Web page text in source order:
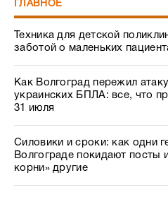
ГЛАВНОЕ
Техника для детской
заботой о маленьких
Как Волгоград пережил атаку
украинских БПЛА: все, что
31 июля
Силовики и сроки: как одни
Волгограде покидают посты
корни» другие